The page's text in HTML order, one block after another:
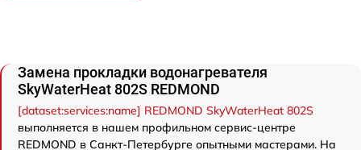
Замена прокладки водонагревателя
SkyWaterHeat 802S REDMOND
[dataset:services:name] REDMOND SkyWaterHeat 802S
выполняется в нашем профильном сервис-центре
REDMOND в Санкт-Петербурге опытными мастерами. На